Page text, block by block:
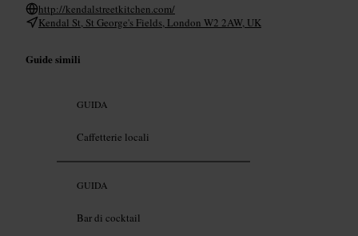
http://kendalstreetkitchen.com/
Kendal St, St George's Fields, London W2 2AW, UK
Guide simili
GUIDA
Caffetterie locali
GUIDA
Bar di cocktail